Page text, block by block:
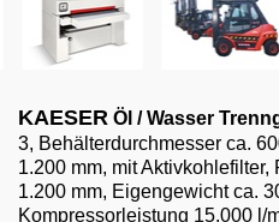
06103-9744-0
Email
English
KAESER Öl / Wasser
3, Behälterdurchmesser ca.
1.200 mm, mit
1.200 mm, Eigengewicht ca.
Kompressorleistung 15.000 l/